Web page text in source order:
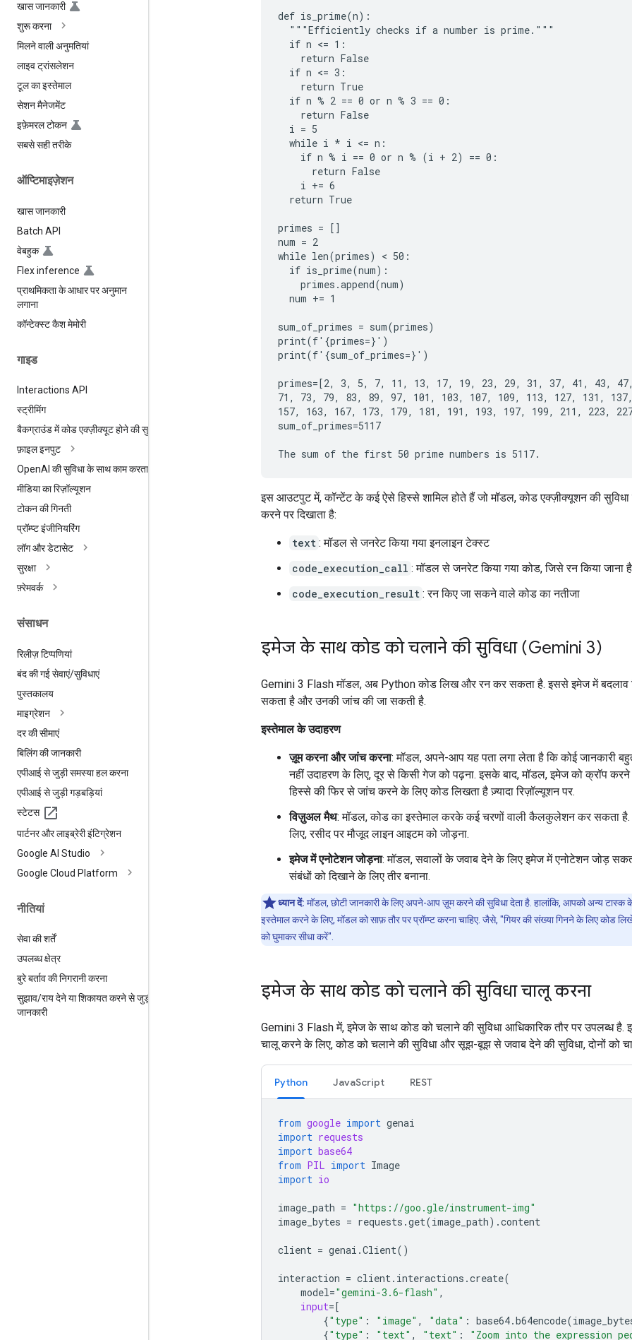
खास जानकारी
शुरू करना
मिलने वाली अनुमतियां
लाइव ट्रांसलेशन
टूल का इस्तेमाल
सेशन मैनेजमेंट
इफ़ेमरल टोकन
सबसे सही तरीके
ऑप्टिमाइज़ेशन
खास जानकारी
Batch API
वेबहुक
Flex inference
प्राथमिकता के आधार पर अनुमान
लगाना
कॉन्टेक्स्ट कैश मेमोरी
गाइड
Interactions API
स्ट्रीमिंग
बैकग्राउंड में कोड एक्ज़ीक्यूट होने की सुविधा
फ़ाइल इनपुट
OpenAI की सुविधा के साथ काम करता है
मीडिया का रिज़ॉल्यूशन
टोकन की गिनती
प्रॉम्प्ट इंजीनियरिंग
लॉग और डेटासेट
सुरक्षा
फ़्रेमवर्क
संसाधन
रिलीज़ टिप्पणियां
बंद की गई सेवाएं/सुविधाएं
पुस्तकालय
माइग्रेशन
दर की सीमाएं
बिलिंग की जानकारी
एपीआई से जुड़ी समस्या हल करना
एपीआई से जुड़ी गड़बड़ियां
स्टेटस
पार्टनर और लाइब्रेरी इंटिग्रेशन
Google AI Studio
Google Cloud Platform
नीतियां
सेवा की शर्तें
उपलब्ध क्षेत्र
बुरे बर्ताव की निगरानी करना
सुझाव/राय देने या शिकायत करने से जुड़ी
जानकारी
def is_prime(n):
  """Efficiently checks if a number is prime."""
  if n <= 1:
    return False
  if n <= 3:
    return True
  if n % 2 == 0 or n % 3 == 0:
    return False
  i = 5
  while i * i <= n:
    if n % i == 0 or n % (i + 2) == 0:
      return False
    i += 6
  return True
primes = []
num = 2
while len(primes) < 50:
  if is_prime(num):
    primes.append(num)
  num += 1
sum_of_primes = sum(primes)
print(f'{primes=}')
print(f'{sum_of_primes=}')
primes=[2, 3, 5, 7, 11, 13, 17, 19, 23, 29, 31, 37, 41, 43,
71, 73, 79, 83, 89, 97, 101, 103, 107, 109, 113, 127, 131, 137,
157, 163, 167, 173, 179, 181, 191, 193, 197, 199, 211, 223,
sum_of_primes=5117
इस आउटपुट में, कॉन्टेंट के कई ऐसे हिस्से शामिल होते हैं जो मॉडल, कोड एक्ज़ीक्यूशन की सुविधा
करने पर दिखाता है:
text : मॉडल से जनरेट किया गया इनलाइन टेक्स्ट
code_execution_call : मॉडल से जनरेट किया गया कोड, जिसे रन किया जाना है
code_execution_result : रन किए जा सकने वाले कोड का नतीजा
इमेज के साथ कोड को चलाने की सुविधा (Gemini 3)
Gemini 3 Flash मॉडल, अब Python कोड लिख और रन कर सकता है. इससे इमेज में बदलाव
सकता है और उनकी जांच की जा सकती है.
इस्तेमाल के उदाहरण
ज़ूम करना और जांच करना: मॉडल, अपने-आप यह पता लगा लेता है कि कोई जानकारी
नहीं उदाहरण के लिए, दूर से किसी गेज को पढ़ना. इसके बाद, मॉडल, इमेज को क्रॉप
हिस्से की फिर से जांच करने के लिए कोड लिखता है ज़्यादा रिज़ॉल्यूशन पर.
विज़ुअल मैथ: मॉडल, कोड का इस्तेमाल करके कई चरणों वाली कैलकुलेशन कर सकता है.
लिए, रसीद पर मौजूद लाइन आइटम को जोड़ना.
इमेज में एनोटेशन जोड़ना: मॉडल, सवालों के जवाब देने के लिए इमेज में एनोटेशन जोड़
संबंधों को दिखाने के लिए तीर बनाना.
ध्यान दें: मॉडल, छोटी जानकारी के लिए अपने-आप ज़ूम करने की सुविधा देता है. हालांकि, आपको अन्य टास्क
इस्तेमाल करने के लिए, मॉडल को साफ़ तौर पर प्रॉम्प्ट करना चाहिए. जैसे, "गियर की संख्या गिनने के लिए कोड
को घुमाकर सीधा करें".
इमेज के साथ कोड को चलाने की सुविधा चालू करना
Gemini 3 Flash में, इमेज के साथ कोड को चलाने की सुविधा आधिकारिक तौर पर उपलब्ध है.
चालू करने के लिए, कोड को चलाने की सुविधा और सूझ-बूझ से जवाब देने की सुविधा, दोनों को
Python JavaScript REST
from google import genai
import requests
import base64
from PIL import Image
import io
image_path = "https://goo.gle/instrument-img"
image_bytes = requests .get(image_path) .content
client = genai .Client()
interaction = client. interactions .create(
model="gemini-3.6-flash" ,
input=[
{"type" : "image" , "data" : base64.b64encode(
{"type" : "text" , "text" : "Zoom into the expression